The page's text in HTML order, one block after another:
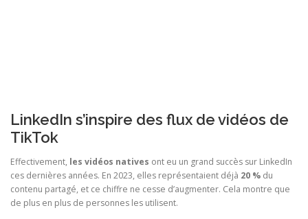
LinkedIn s’inspire des flux de vidéos de
TikTok
Effectivement, les vidéos natives ont eu un grand succès sur LinkedIn
ces dernières années. En 2023, elles représentaient déjà 20 % du
contenu partagé, et ce chiffre ne cesse d’augmenter. Cela montre que
de plus en plus de personnes les utilisent.